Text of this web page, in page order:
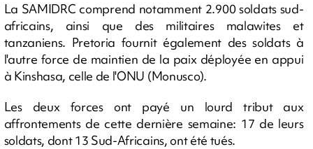
La SAMIDRC comprend notamment 2.900 soldats sud-
africains, ainsi que des militaires malawites et
tanzaniens. Pretoria fournit également des soldats à
l'autre force de maintien de la paix déployée en appui
à Kinshasa, celle de l'ONU (Monusco).
Les deux forces ont payé un lourd tribut aux
affrontements de cette dernière semaine: 17 de leurs
soldats, dont 13 Sud-Africains, ont été tués.